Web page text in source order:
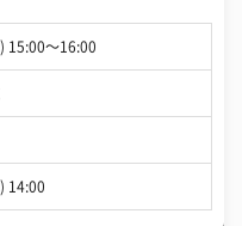
15:00〜16:00
14:00